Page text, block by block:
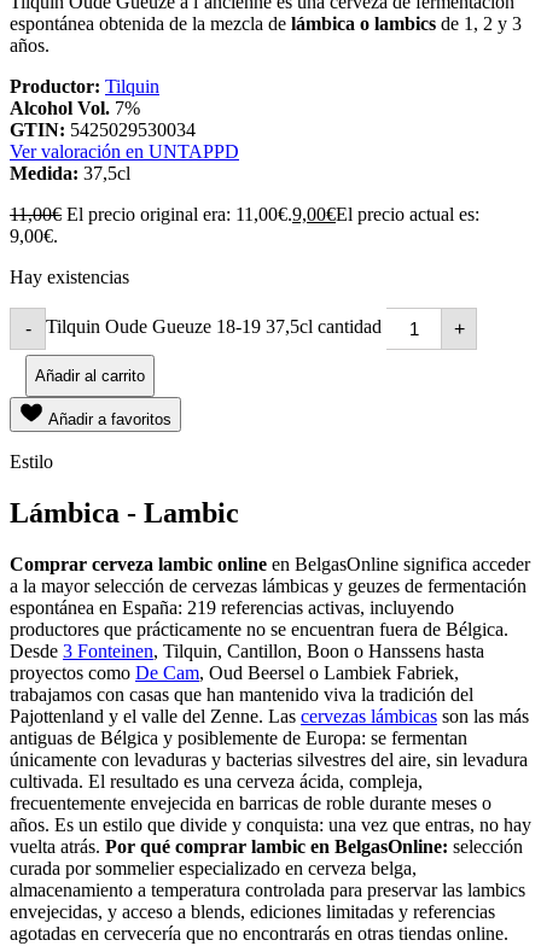
espontánea obtenida de la mezcla de lámbica o lambics de 1, 2 y 3
años.
Productor: Tilquin
Alcohol Vol. 7%
GTIN: 5425029530034
Ver valoración en UNTAPPD
Medida: 37,5cl
11,00€ El precio original era: 11,00€.9,00€El precio actual es:
9,00€.
Hay existencias
- Tilquin Oude Gueuze 18-19 37,5cl cantidad +
Añadir al carrito
Añadir a favoritos
Estilo
Lámbica - Lambic
Comprar cerveza lambic online en BelgasOnline significa acceder
a la mayor selección de cervezas lámbicas y geuzes de fermentación
espontánea en España: 219 referencias activas, incluyendo
productores que prácticamente no se encuentran fuera de Bélgica.
Desde 3 Fonteinen, Tilquin, Cantillon, Boon o Hanssens hasta
proyectos como De Cam, Oud Beersel o Lambiek Fabriek,
trabajamos con casas que han mantenido viva la tradición del
Pajottenland y el valle del Zenne. Las cervezas lámbicas son las más
antiguas de Bélgica y posiblemente de Europa: se fermentan
únicamente con levaduras y bacterias silvestres del aire, sin levadura
cultivada. El resultado es una cerveza ácida, compleja,
frecuentemente envejecida en barricas de roble durante meses o
años. Es un estilo que divide y conquista: una vez que entras, no hay
vuelta atrás. Por qué comprar lambic en BelgasOnline: selección
curada por sommelier especializado en cerveza belga,
almacenamiento a temperatura controlada para preservar las lambics
envejecidas, y acceso a blends, ediciones limitadas y referencias
agotadas en cervecería que no encontrarás en otras tiendas online.